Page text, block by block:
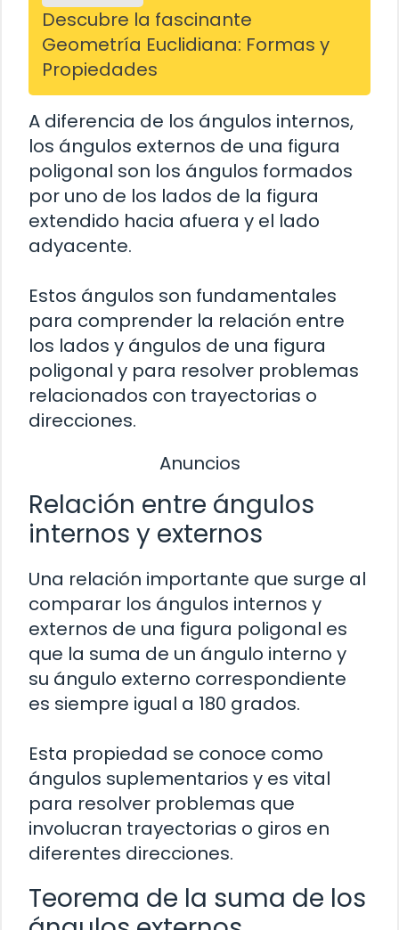
Descubre la fascinante
Geometría Euclidiana: Formas y
Propiedades
A diferencia de los ángulos internos,
los ángulos externos de una figura
poligonal son los ángulos formados
por uno de los lados de la figura
extendido hacia afuera y el lado
adyacente.
Estos ángulos son fundamentales
para comprender la relación entre
los lados y ángulos de una figura
poligonal y para resolver problemas
relacionados con trayectorias o
direcciones.
Anuncios
Relación entre ángulos
internos y externos
Una relación importante que surge al
comparar los ángulos internos y
externos de una figura poligonal es
que la suma de un ángulo interno y
su ángulo externo correspondiente
es siempre igual a 180 grados.
Esta propiedad se conoce como
ángulos suplementarios y es vital
para resolver problemas que
involucran trayectorias o giros en
diferentes direcciones.
Teorema de la suma de los